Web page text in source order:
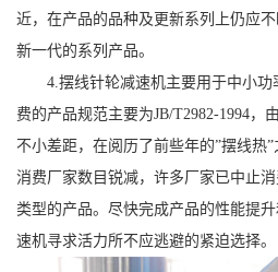
近，在产品的品种及更新系列上仍应
新一代的系列产品。
4.摆线针轮减速机主要用于中小
费的产品规范主要为JB/T2982-1994，
不小差距，在阅历了前些年的”摆线热
消费厂家数目锐减，许多厂家已中止
类型的产品。尽快完成产品的性能提
速机寻求活力所不应逃避的紧迫选择。